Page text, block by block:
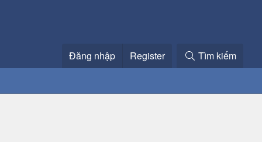
Đăng nhập Register Tìm kiếm